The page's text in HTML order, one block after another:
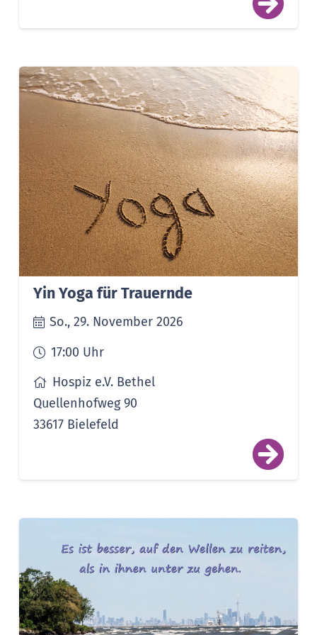
Yin Yoga für Trauernde
So., 29. November 2026
17:00 Uhr
Hospiz e.V. Bethel
Quellenhofweg 90
33617 Bielefeld